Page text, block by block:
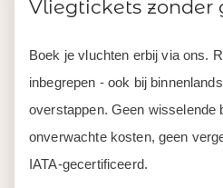
Vliegtickets zonder
Boek je vluchten erbij via ons.
inbegrepen - ook bij
overstappen. Geen wisselende
onverwachte kosten, geen
IATA-gecertificeerd.